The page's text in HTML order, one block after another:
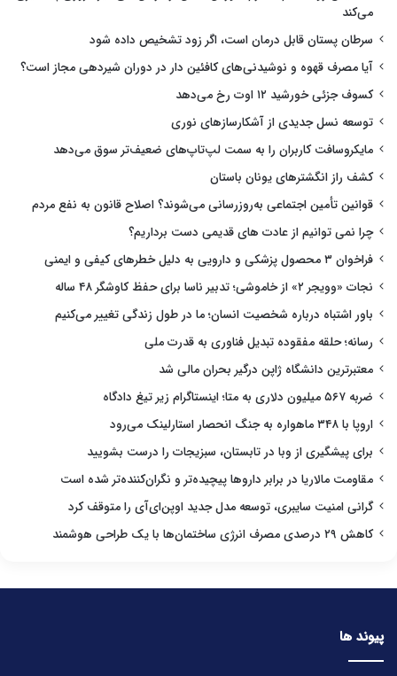
می‌کند
سرطان پستان قابل درمان است، اگر زود تشخیص داده شود
آیا مصرف قهوه و نوشیدنی‌های کافئین دار در دوران شیردهی مجاز است؟
کسوف جزئی خورشید ۱۲ اوت رخ می‌دهد
توسعه نسل جدیدی از آشکارسازهای نوری
مایکروسافت کاربران را به سمت لپ‌تاپ‌های ضعیف‌تر سوق می‌دهد
کشف راز انگشترهای یونان باستان
قوانین تأمین اجتماعی به‌روزرسانی می‌شوند؟ اصلاح قانون به نفع مردم
چرا نمی توانیم از عادت های قدیمی دست برداریم؟
فراخوان ۳ محصول پزشکی و دارویی به دلیل خطرهای کیفی و ایمنی
نجات «وویجر ۲» از خاموشی؛ تدبیر ناسا برای حفظ کاوشگر ۴۸ ساله
باور اشتباه درباره شخصیت انسان؛ ما در طول زندگی تغییر می‌کنیم
رسانه؛ حلقه مفقوده تبدیل فناوری به قدرت ملی
معتبرترین دانشگاه ژاپن درگیر بحران مالی شد
ضربه ۵۶۷ میلیون دلاری به متا؛ اینستاگرام زیر تیغ دادگاه
اروپا با ۳۴۸ ماهواره به جنگ انحصار استارلینک می‌رود
برای پیشگیری از وبا در تابستان، سبزیجات را درست بشویید
مقاومت مالاریا در برابر داروها پیچیده‌تر و نگران‌کننده‌تر شده است
گرانی امنیت سایبری، توسعه مدل جدید اوپن‌ای‌آی را متوقف کرد
کاهش ۲۹ درصدی مصرف انرژی ساختمان‌ها با یک طراحی هوشمند
پیوند ها